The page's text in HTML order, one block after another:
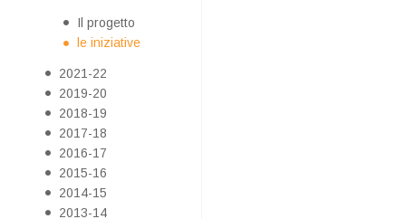
Il progetto
le iniziative
2021-22
2019-20
2018-19
2017-18
2016-17
2015-16
2014-15
2013-14